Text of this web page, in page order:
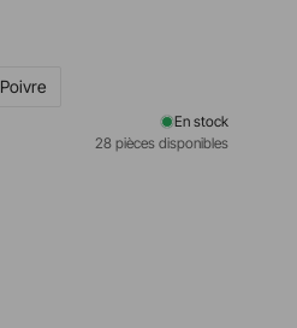
Poivre
En stock
28 pièces disponibles